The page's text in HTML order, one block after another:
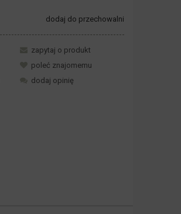
dodaj do przechowalni
zapytaj o produkt
poleć znajomemu
dodaj opinię